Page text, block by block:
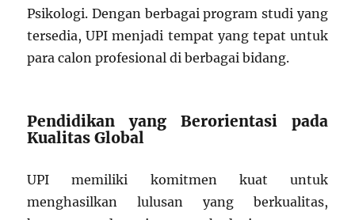
Psikologi. Dengan berbagai program studi yang
tersedia, UPI menjadi tempat yang tepat untuk
para calon profesional di berbagai bidang.
Pendidikan yang Berorientasi pada
Kualitas Global
UPI memiliki komitmen kuat untuk
menghasilkan lulusan yang berkualitas,